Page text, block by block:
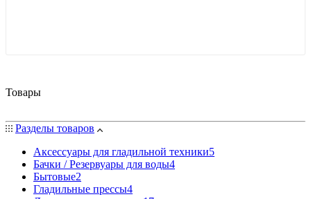
Товары
Разделы товаров
Аксессуары для гладильной техники5
Бачки / Резервуары для воды4
Бытовые2
Гладильные прессы4